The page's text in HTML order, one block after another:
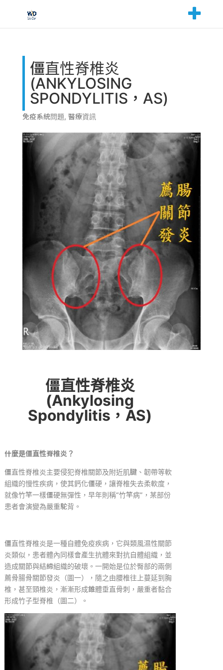
僵直性脊椎炎
(ANKYLOSING
SPONDYLITIS，AS)
免疫系統問題, 醫療資訊
僵直性脊椎炎
(Ankylosing
Spondylitis ， AS)
什麼是僵直性脊椎炎？
僵直性脊椎炎主要侵犯脊椎關節及附近肌腱、韌帶等軟
組織的慢性疾病，使其鈣化僵硬，讓脊椎失去柔軟度，
就像竹竿一樣僵硬無彈性，早年則稱“竹竿病” ，某部份
患者會演變為嚴重駝背。
僵直性脊椎炎是一種自體免疫疾病，它與類風濕性關節
炎類似，患者體內同樣會產生抗體來對抗自體組織，並
造成關節與結締組織的破壞。一開始是位於臀部的兩側
薦骨腸骨關節發炎（圖一），隨之由腰椎往上蔓延到胸
椎，甚至頸椎炎，漸漸形成錐體垂直骨刺，嚴重者黏合
形成竹子型脊椎（圖二）。